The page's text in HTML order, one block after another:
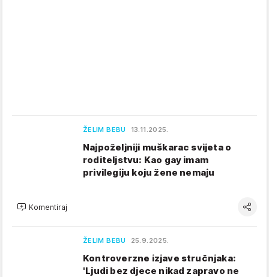
ŽELIM BEBU 13.11.2025.
Najpoželjniji muškarac svijeta o
roditeljstvu: Kao gay imam
privilegiju koju žene nemaju
Komentiraj
ŽELIM BEBU 25.9.2025.
Kontroverzne izjave stručnjaka:
'Ljudi bez djece nikad zapravo ne